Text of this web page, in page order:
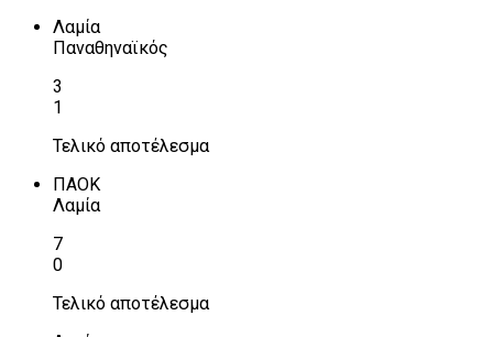
Λαμία
Παναθηναϊκός
3
1
Τελικό αποτέλεσμα
ΠΑΟΚ
Λαμία
7
0
Τελικό αποτέλεσμα